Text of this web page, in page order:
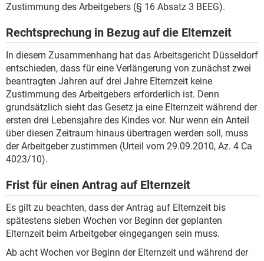
Zustimmung des Arbeitgebers (§ 16 Absatz 3 BEEG).
Rechtsprechung in Bezug auf die Elternzeit
In diesem Zusammenhang hat das Arbeitsgericht Düsseldorf
entschieden, dass für eine Verlängerung von zunächst zwei
beantragten Jahren auf drei Jahre Elternzeit keine
Zustimmung des Arbeitgebers erforderlich ist. Denn
grundsätzlich sieht das Gesetz ja eine Elternzeit während der
ersten drei Lebensjahre des Kindes vor. Nur wenn ein Anteil
über diesen Zeitraum hinaus übertragen werden soll, muss
der Arbeitgeber zustimmen (Urteil vom 29.09.2010, Az. 4 Ca
4023/10).
Frist für einen Antrag auf Elternzeit
Es gilt zu beachten, dass der Antrag auf Elternzeit bis
spätestens sieben Wochen vor Beginn der geplanten
Elternzeit beim Arbeitgeber eingegangen sein muss.
Ab acht Wochen vor Beginn der Elternzeit und während der